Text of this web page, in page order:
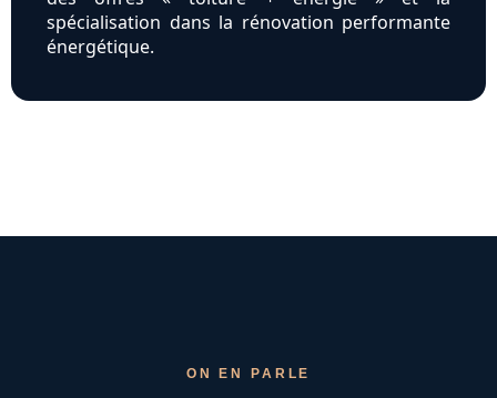
spécialisation dans la rénovation performante
énergétique.
ON EN PARLE